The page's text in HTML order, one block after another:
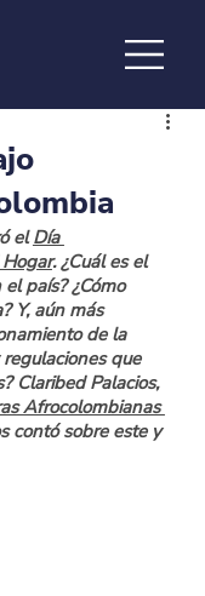
de la
el Día
. ¿Cuál es el
país? ¿Cómo
Y, aún más
de la
que
Claribed Palacios,
Afrocolombianas
contó sobre este y